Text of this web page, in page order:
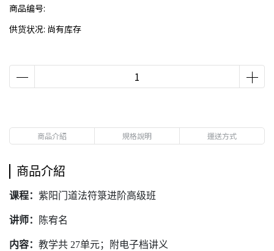
商品编号:
供货状况: 尚有库存
商品介紹 規格說明 運送方式
商品介紹
课程： 紫阳门道法符箓进阶高级班
讲师： 陈宥名
内容： 教学共 27单元；附电子档讲义